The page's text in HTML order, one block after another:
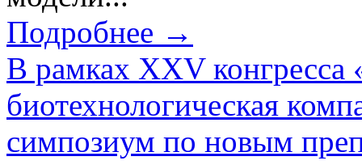
Подробнее →
В рамках XXV конгресса
биотехнологическая
симпозиум по новым